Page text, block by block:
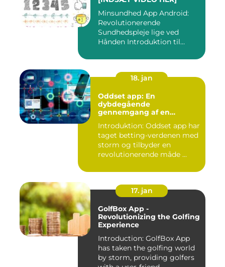
Minsundhed App Android:
Revolutionerende
Sundhedspleje lige ved
Hånden Introduktion til
18. jan
Oddset app: En
dybdegående
gennemgang af en
Introduktion: Oddset app har
taget betting-verdenen med
storm og tilbyder en
revolutionerende måde ...
17. jan
GolfBox App -
Revolutionizing the Golfing
Experience
Introduction: GolfBox App
has taken the golfing world
by storm, providing golfers